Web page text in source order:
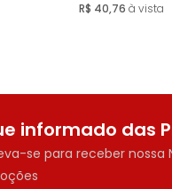
R$ 40,76 à vista
informado das
se para receber nossa